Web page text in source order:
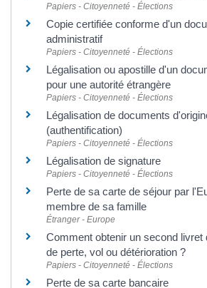
Papiers - Citoyenneté - Élections
Copie certifiée conforme d'un
administratif
Papiers - Citoyenneté - Élections
Légalisation ou apostille d'un
pour une autorité étrangère
Papiers - Citoyenneté - Élections
Légalisation de documents
(authentification)
Papiers - Citoyenneté - Élections
Légalisation de signature
Papiers - Citoyenneté - Élections
Perte de sa carte de séjour par
membre de sa famille
Étranger - Europe
Comment obtenir un second livret
de perte, vol ou détérioration ?
Papiers - Citoyenneté - Élections
Perte de sa carte bancaire